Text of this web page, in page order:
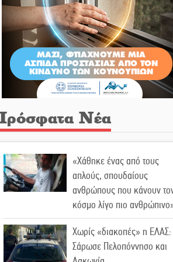
Νέα
«Χάθηκε ένας από τους
απλούς, σπουδαίους
ανθρώπους που κάνουν
κόσμο λίγο πιο
Χωρίς «διακοπές» η ΕΛΑΣ:
Σάρωσε Πελοπόννησο και